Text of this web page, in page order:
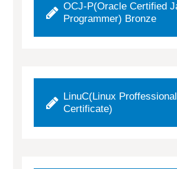
OCJ-P(Oracle Certified
Programmer) Bronze
LinuC(Linux Proffessional
Certificate)